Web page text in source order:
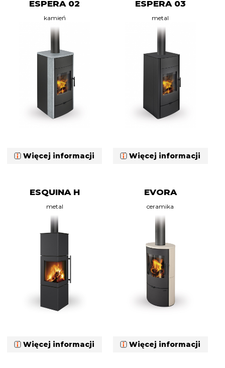
ESPERA 02
kamień
Więcej informacji
ESPERA 03
metal
Więcej informacji
ESQUINA H
metal
Więcej informacji
EVORA
ceramika
Więcej informacji